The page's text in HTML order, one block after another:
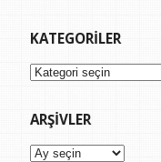
KATEGORILER
Kategoriler
ARŞIVLER
Arşivler